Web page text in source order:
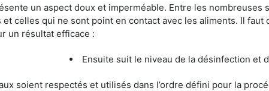
un aspect doux et imperméable. Entre les nombreuses
celles qui ne sont point en contact avec les aliments. Il faut
un résultat efficace :
Ensuite suit le niveau de la désinfection et
soient respectés et utilisés dans l’ordre défini pour la